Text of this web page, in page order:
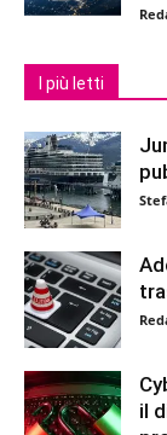
I più letti
il